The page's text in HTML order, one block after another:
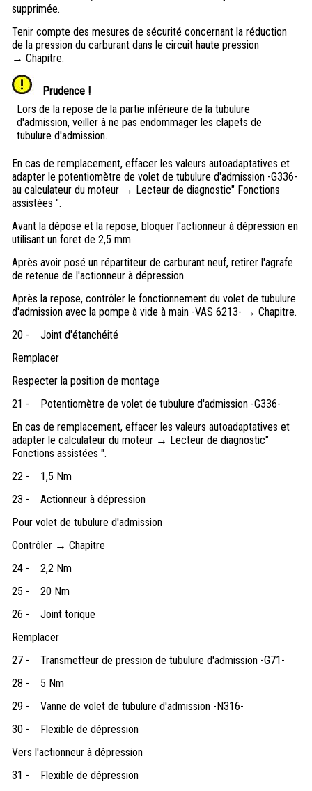
supprimée.
Tenir compte des mesures de sécurité concernant la réduction
de la pression du carburant dans le circuit haute pression
→ Chapitre.
Prudence !
Lors de la repose de la partie inférieure de la tubulure
d'admission, veiller à ne pas endommager les clapets de
tubulure d'admission.
En cas de remplacement, effacer les valeurs autoadaptatives et
adapter le potentiomètre de volet de tubulure d'admission -G336-
au calculateur du moteur → Lecteur de diagnostic" Fonctions
assistées ".
Avant la dépose et la repose, bloquer l'actionneur à dépression en
utilisant un foret de 2,5 mm.
Après avoir posé un répartiteur de carburant neuf, retirer l'agrafe
de retenue de l'actionneur à dépression.
Après la repose, contrôler le fonctionnement du volet de tubulure
d'admission avec la pompe à vide à main -VAS 6213- → Chapitre.
20 -
Joint d'étanchéité
Remplacer
Respecter la position de montage
21 -
Potentiomètre de volet de tubulure d'admission -G336-
En cas de remplacement, effacer les valeurs autoadaptatives et
adapter le calculateur du moteur → Lecteur de diagnostic"
Fonctions assistées ".
22 -
1,5 Nm
23 -
Actionneur à dépression
Pour volet de tubulure d'admission
Contrôler → Chapitre
24 -
2,2 Nm
25 -
20 Nm
26 -
Joint torique
Remplacer
27 -
Transmetteur de pression de tubulure d'admission -G71-
28 -
5 Nm
29 -
Vanne de volet de tubulure d'admission -N316-
30 -
Flexible de dépression
Vers l'actionneur à dépression
31 -
Flexible de dépression